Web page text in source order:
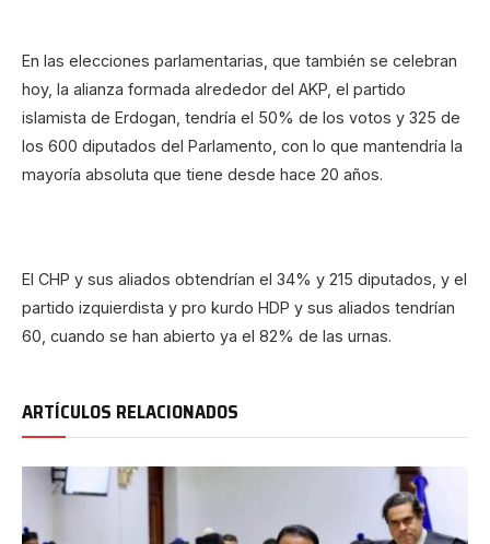
En las elecciones parlamentarias, que también se celebran
hoy, la alianza formada alrededor del AKP, el partido
islamista de Erdogan, tendría el 50% de los votos y 325 de
los 600 diputados del Parlamento, con lo que mantendría la
mayoría absoluta que tiene desde hace 20 años.
El CHP y sus aliados obtendrían el 34% y 215 diputados, y el
partido izquierdista y pro kurdo HDP y sus aliados tendrían
60, cuando se han abierto ya el 82% de las urnas.
ARTÍCULOS RELACIONADOS